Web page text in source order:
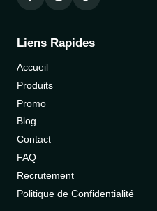
Liens Rapides
Accueil
Produits
Promo
Blog
Contact
FAQ
Recrutement
Politique de Confidentialité